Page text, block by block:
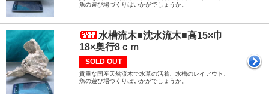
魚の遊び場づくりはいかがでしょうか。
水槽流木■沈水流木■高15×巾
18×奥行8ｃｍ
SOLD OUT
貴重な国産天然流木で水草の活着、水槽のレイアウト、
魚の遊び場づくりはいかがでしょうか。